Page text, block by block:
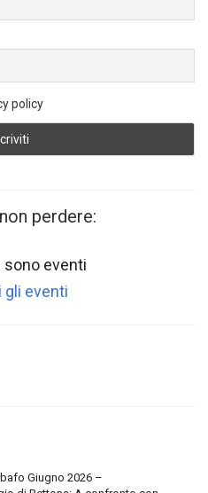
policy
perdere:
sono eventi
gli eventi
Giugno 2026 –